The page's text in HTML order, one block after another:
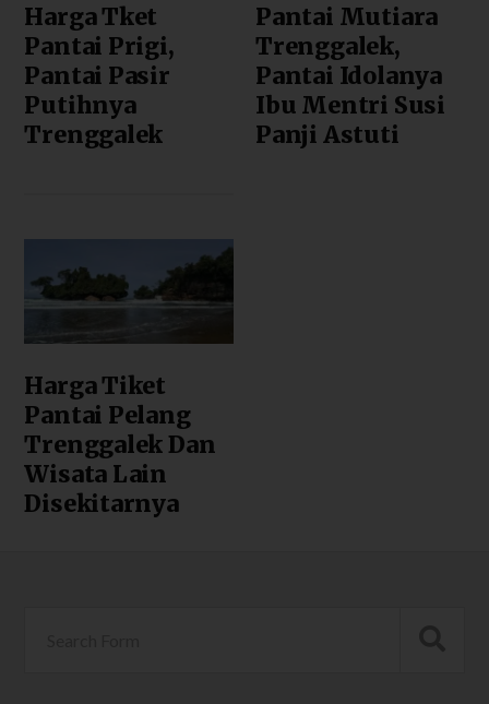
Harga Tket
Pantai Prigi,
Pantai Pasir
Putihnya
Trenggalek
Pantai Mutiara
Trenggalek,
Pantai Idolanya
Ibu Mentri Susi
Panji Astuti
Harga Tiket
Pantai Pelang
Trenggalek Dan
Wisata Lain
Disekitarnya